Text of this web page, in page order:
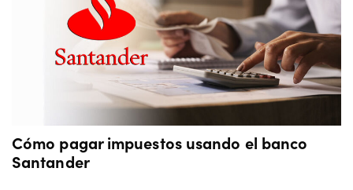
Cómo pagar impuestos usando el banco
Santander